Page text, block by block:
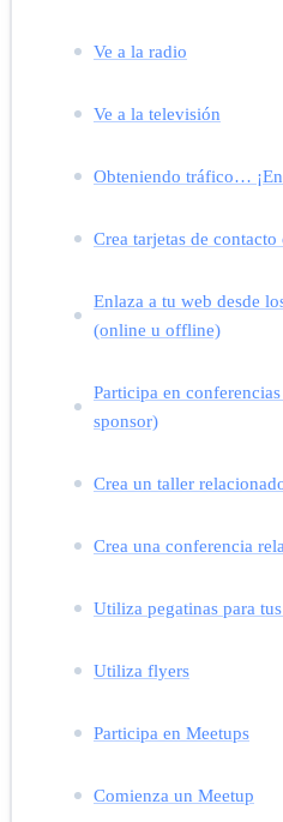
Ve a la radio
Ve a la televisión
Obteniendo tráfico…
Crea tarjetas de contacto
Enlaza a tu web desde
(online u offline)
Participa en
sponsor)
Crea un taller
Crea una conferencia
Utiliza pegatinas para
Utiliza flyers
Participa en Meetups
Comienza un Meetup